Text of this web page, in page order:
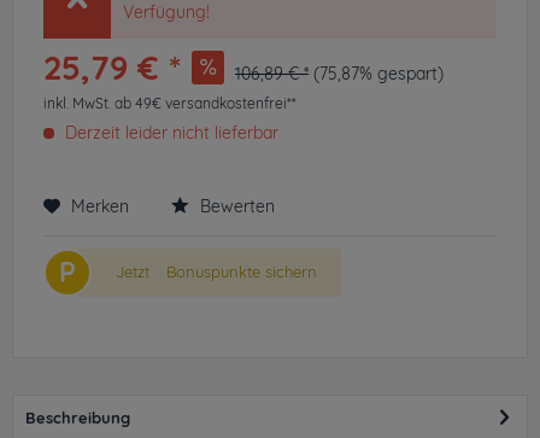
Verfügung!
25,79 € * 106,89 € * (75,87% gespart)
inkl. MwSt. ab 49€ versandkostenfrei**
Derzeit leider nicht lieferbar
Merken Bewerten
P Jetzt Bonuspunkte sichern
Beschreibung